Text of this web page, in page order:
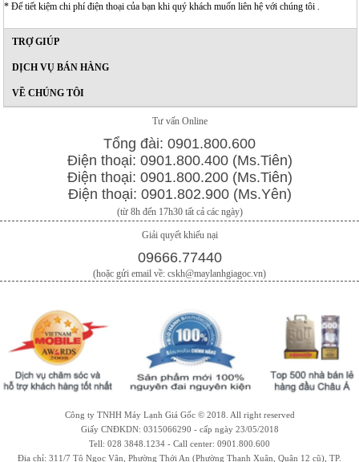
* Để tiết kiệm chi phí điện thoại của bạn khi quý khách muốn liên hệ với chúng tôi .
TRỢ GIÚP
DỊCH VỤ BÁN HÀNG
VỀ CHÚNG TÔI
Tư vấn Online
Tổng đài: 0901.800.600
Điện thoại: 0901.800.400 (Ms.Tiên)
Điện thoại: 0901.800.200 (Ms.Tiên)
Điện thoại: 0901.802.900 (Ms.Yên)
(từ 8h đến 17h30 tất cả các ngày)
Giải quyết khiếu nại
09666.77440
(hoặc gửi email về: cskh@maylanhgiagoc.vn)
Công ty TNHH Máy Lạnh Giá Gốc © 2018. All right reserved
Giấy CNĐKDN: 0315066290 - cấp ngày 23/05/2018
Tell: 028 3848.1234 - Call center: 0901.800.600
Địa chỉ: 311/7 Tô Ngọc Vân, Phường Thới An (Phường Thạnh Xuân, Quận 12 cũ), TP.